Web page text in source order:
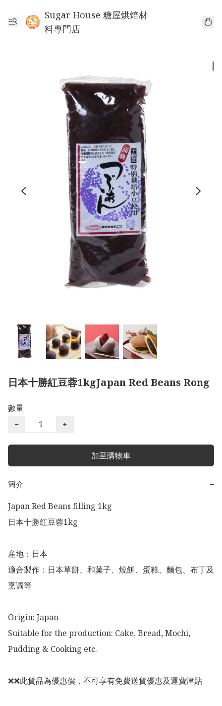
Sugar House 糖屋烘焙材
料專門店
日本十勝紅豆蓉1kgJapan Red Beans Rong
數量
−
+
加至購物車
簡介
−
Japan Red Beans filling 1kg
日本十勝红豆蓉1kg
産地：日本
適合製作：日本草餅、和菓子、燒餅、蛋糕、麵包、布丁及
烹调等
Origin: Japan
Suitable for the production: Cake, Bread, Mochi,
Pudding & Cooking etc.
❌❌此貨品為優惠價，不可享有免費送貨優惠及運費津貼